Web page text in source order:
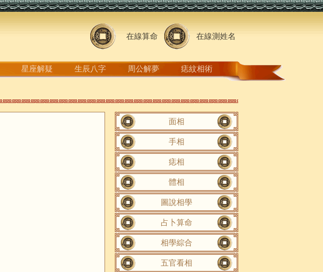
在線算命 在線測姓名
星座解疑 生辰八字 周公解夢 痣紋相術
面相
手相
痣相
體相
圖說相學
占卜算命
相學綜合
五官看相